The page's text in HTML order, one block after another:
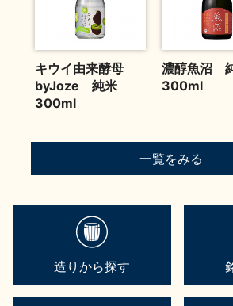
キウイ由来酵母
byJoze 純米
300ml
濃醇魚沼
300ml
一覧をみる
造りから探す